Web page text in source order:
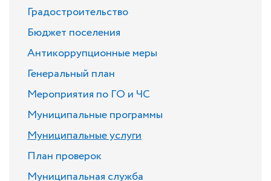
Градостроительство
Бюджет поселения
Антикоррупционные меры
Генеральный план
Мероприятия по ГО и ЧС
Муниципальные программы
Муниципальные услуги
План проверок
Муниципальная служба